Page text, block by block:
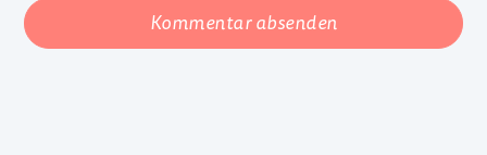
Kommentar absenden